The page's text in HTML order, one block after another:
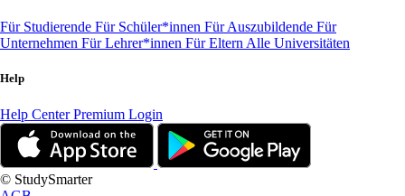
Für Studierende Für Schüler*innen Für Auszubildende Für
Unternehmen Für Lehrer*innen Für Eltern Alle Universitäten
Help
Help CenterPremium Login
© StudySmarter